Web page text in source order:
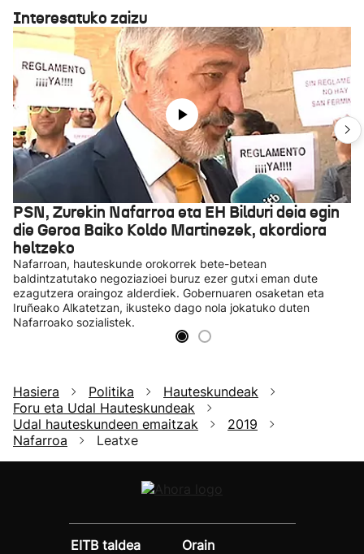
Interesatuko zaizu
PSN, Zurekin Nafarroa eta EH Bilduri deia egin
die Geroa Baiko Koldo Martinezek, akordiora
heltzeko
Nafarroan, hauteskunde orokorrek bete-betean
baldintzatutako negoziazioei buruz ezer gutxi eman dute
ezagutzera oraingoz alderdiek. Gobernuaren osaketan eta
Iruñeako Alkatetzan, ikusteko dago nola jokatuko duten
Nafarroako sozialistek.
Hasiera Politika
Hauteskundeak
Foru eta Udal Hauteskundeak
Udal hauteskundeen emaitzak
2019
Nafarroa
Leatxe
EITB taldea
Orain